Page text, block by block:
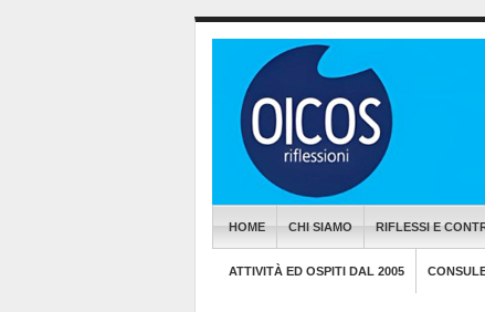
HOME CHI SIAMO RIFLESSI E
ATTIVITÀ ED OSPITI DAL 2005